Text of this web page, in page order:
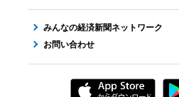
みんなの経済新聞ネットワーク
お問い合わせ